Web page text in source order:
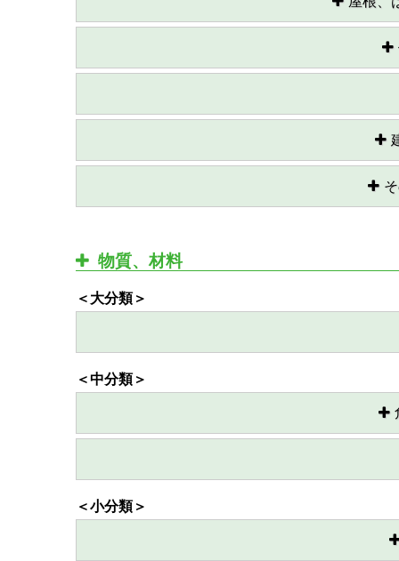
物質、材料
＜大分類＞
＜中分類＞
＜小分類＞